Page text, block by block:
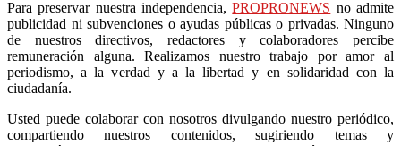
Para preservar nuestra independencia,PROPRONEWS no admite
publicidad ni subvenciones o ayudas públicas o privadas. Ninguno
de nuestros directivos, redactores y colaboradores percibe
remuneración alguna. Realizamos nuestro trabajo por amor al
periodismo, a la verdad y a la libertad y en solidaridad con la
ciudadanía.
Usted puede colaborar con nosotros divulgando nuestro periódico,
compartiendo nuestros contenidos, sugiriendo temas y